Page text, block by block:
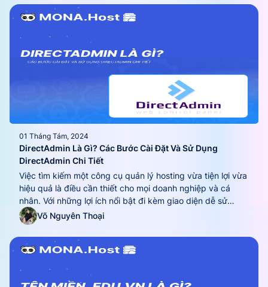
01 Tháng Tám, 2024
DirectAdmin Là Gì? Các Bước Cài Đặt Và Sử Dụng
DirectAdmin Chi Tiết
Việc tìm kiếm một công cụ quản lý hosting vừa tiện lợi vừa
hiệu quả là điều cần thiết cho mọi doanh nghiệp và cá
nhân. Với những lợi ích nổi bật đi kèm giao diện dễ sử
dụng, DirectAdmin đã nhanh chóng trở thành sự lựa chọn
hàng đầu của nhiều người dùng. Trong...
Võ Nguyên Thoại